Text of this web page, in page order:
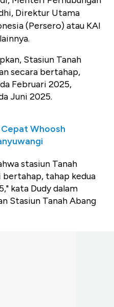
Direktur Utama
(Persero) atau KAI
Stasiun Tanah
secara bertahap,
Februari 2025,
Juni 2025.
Whoosh
stasiun Tanah
tahap kedua
kata Dudy dalam
Stasiun Tanah Abang